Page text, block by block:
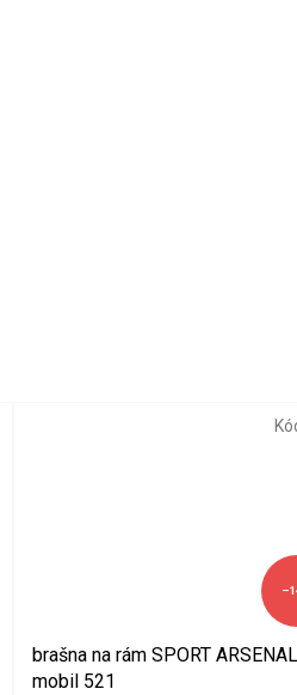
brašna na rám SPORT ARSENAL
mobil 521